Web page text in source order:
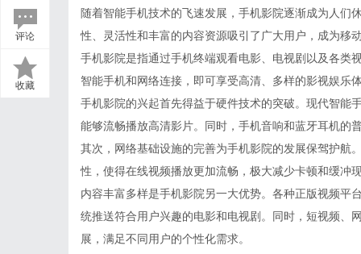
评论
收藏
随着智能手机技术的飞速发展，手机影院逐渐成为人们
性、灵活性和丰富的内容资源吸引了广大用户，成为移
手机影院是指通过手机终端观看电影、电视剧以及各类
智能手机和网络连接，即可享受高清、多样的影视娱乐
手机影院的兴起首先得益于硬件技术的突破。现代智能
能够流畅播放高清影片。同时，手机音响和蓝牙耳机的
其次，网络基础设施的完善为手机影院的发展保驾护航
性，使得在线视频播放更加流畅，极大减少卡顿和缓冲
内容丰富多样是手机影院另一大优势。各种正版视频平
统推送符合用户兴趣的电影和电视剧。同时，短视频、
展，满足不同用户的个性化需求。